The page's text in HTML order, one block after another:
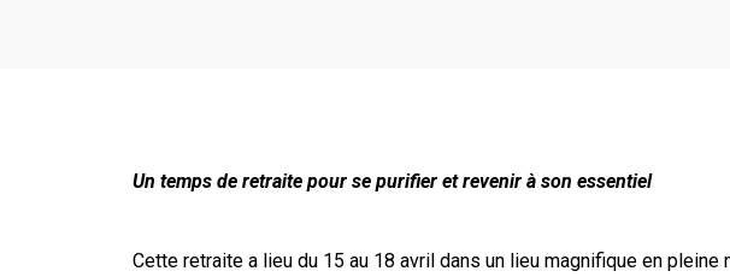
Un temps de retraite pour se purifier et revenir à son essentiel
Cette retraite a lieu du 15 au 18 avril dans un lieu magnifique en pleine